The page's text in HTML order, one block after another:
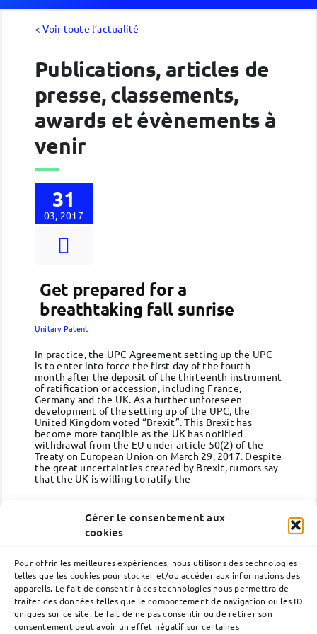
Gérer le consentement aux
cookies
Pour offrir les meilleures expériences, nous utilisons des technologies
telles que les cookies pour stocker et/ou accéder aux informations des
appareils. Le fait de consentir à ces technologies nous permettra de
traiter des données telles que le comportement de navigation ou les ID
uniques sur ce site. Le fait de ne pas consentir ou de retirer son
consentement peut avoir un effet négatif sur certaines
< Voir toute l’actualité
Publications, articles de
presse, classements,
awards et évènements à
venir
31
03, 2017
Get prepared for a
breathtaking fall sunrise
Unitary Patent
In practice, the UPC Agreement setting up the UPC
is to enter into force the first day of the fourth
month after the deposit of the thirteenth instrument
of ratification or accession, including France,
Germany and the UK. As a further unforeseen
development of the setting up of the UPC, the
United Kingdom voted “Brexit”. This Brexit has
become more tangible as the UK has notified
withdrawal from the EU under article 50(2) of the
Treaty on European Union on March 29, 2017. Despite
the great uncertainties created by Brexit, rumors say
that the UK is willing to ratify the